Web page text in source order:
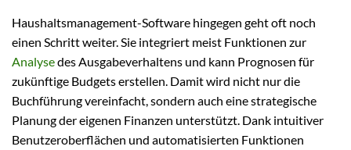
Haushaltsmanagement-Software hingegen geht oft noch
einen Schritt weiter. Sie integriert meist Funktionen zur
Analysedes Ausgabeverhaltens und kann Prognosen für
zukünftige Budgets erstellen. Damit wird nicht nur die
Buchführung vereinfacht, sondern auch eine strategische
Planung der eigenen Finanzen unterstützt. Dank intuitiver
Benutzeroberflächen und automatisierten Funktionen